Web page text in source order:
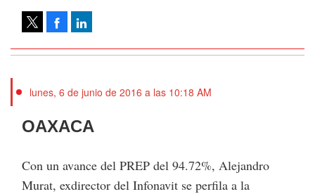
lunes, 6 de junio de 2016 a las 10:18 AM
OAXACA
Con un avance del PREP del 94.72%, Alejandro
Murat, exdirector del Infonavit se perfila a la
Facebook